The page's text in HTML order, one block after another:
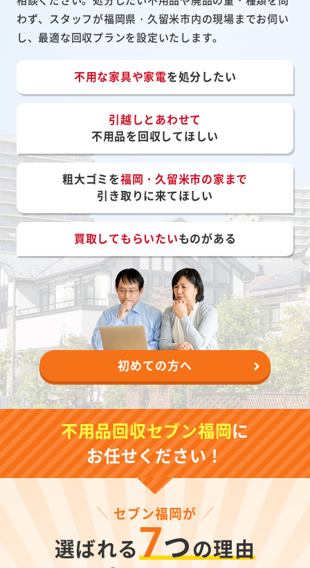
わず、スタッフが福岡県・久留米市内の現場までお伺い
し、最適な回収プランを設定いたします。
不用な家具や家電を処分したい
引越しとあわせて
不用品を回収してほしい
粗大ゴミを福岡・久留米市の家まで
引き取りに来てほしい
買取してもらいたいものがある
初めての方へ
不用品回収セブン福岡に
お任せください！
セブン福岡が
選ばれる7つの理由